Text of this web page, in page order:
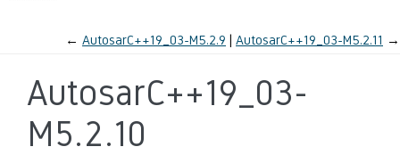
← AutosarC++19_03-M5.2.9 AutosarC++19_03-M5.2.11 →
AutosarC++19_03-
M5.2.10